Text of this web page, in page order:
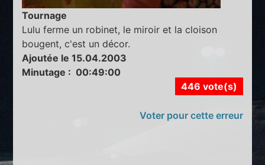
Tournage
Lulu ferme un robinet, le miroir et la cloison
bougent, c'est un décor.
Ajoutée le 15.04.2003
Minutage : 00:49:00
446 vote(s)
Voter pour cette erreur